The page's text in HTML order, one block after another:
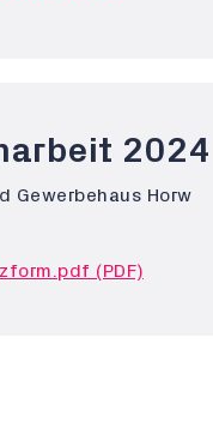
2024
Gewerbehaus Horw
(PDF)